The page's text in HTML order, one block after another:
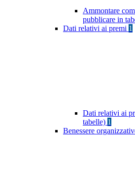
Ammontare
pubblicare in
Dati relativi ai premi 1
Dati relativi ai
tabelle) 1
Benessere